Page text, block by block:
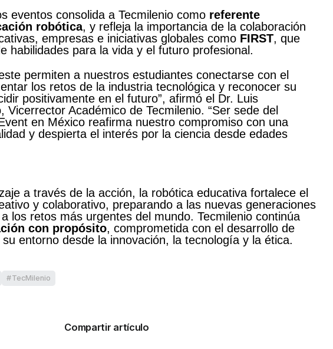
eventos consolida a Tecmilenio como referente
robótica, y refleja la importancia de la colaboración
empresas e iniciativas globales como FIRST, que
habilidades para la vida y el futuro profesional.
permiten a nuestros estudiantes conectarse con el
los retos de la industria tecnológica y reconocer su
positivamente en el futuro”, afirmó el Dr. Luis
Vicerrector Académico de Tecmilenio. “Ser sede del
en México reafirma nuestro compromiso con una
y despierta el interés por la ciencia desde edades
a través de la acción, la robótica educativa fortalece el
y colaborativo, preparando a las nuevas generaciones
los retos más urgentes del mundo. Tecmilenio continúa
con propósito, comprometida con el desarrollo de
entorno desde la innovación, la tecnología y la ética.
TecMilenio
Compartir artículo